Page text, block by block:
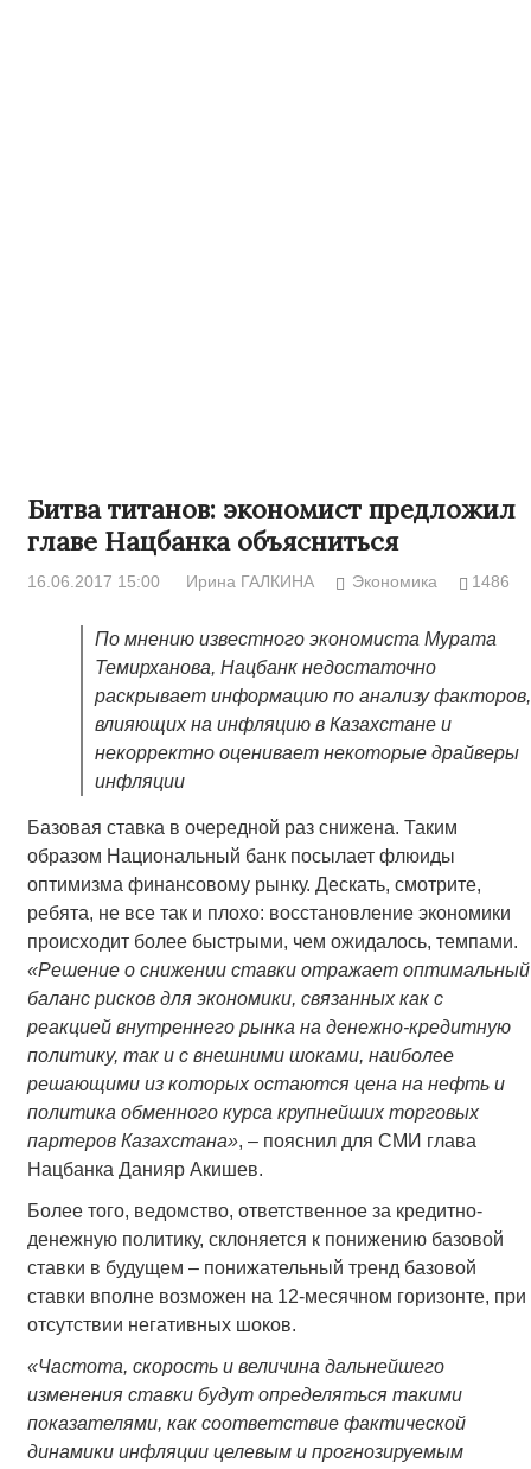
Битва титанов: экономист предложил
главе Нацбанка объясниться
16.06.2017 15:00 Ирина ГАЛКИНА Экономика 1486
По мнению известного экономиста Мурата
Темирханова, Нацбанк недостаточно
раскрывает информацию по анализу факторов,
влияющих на инфляцию в Казахстане и
некорректно оценивает некоторые драйверы
инфляции
Базовая ставка в очередной раз снижена. Таким
образом Национальный банк посылает флюиды
оптимизма финансовому рынку. Дескать, смотрите,
ребята, не все так и плохо: восстановление экономики
происходит более быстрыми, чем ожидалось, темпами.
«Решение о снижении ставки отражает оптимальный
баланс рисков для экономики, связанных как с
реакцией внутреннего рынка на денежно-кредитную
политику, так и с внешними шоками, наиболее
решающими из которых остаются цена на нефть и
политика обменного курса крупнейших торговых
партеров Казахстана», – пояснил для СМИ глава
Нацбанка Данияр Акишев.
Более того, ведомство, ответственное за кредитно-
денежную политику, склоняется к понижению базовой
ставки в будущем – понижательный тренд базовой
ставки вполне возможен на 12-месячном горизонте, при
отсутствии негативных шоков.
«Частота, скорость и величина дальнейшего
изменения ставки будут определяться такими
показателями, как соответствие фактической
динамики инфляции целевым и прогнозируемым